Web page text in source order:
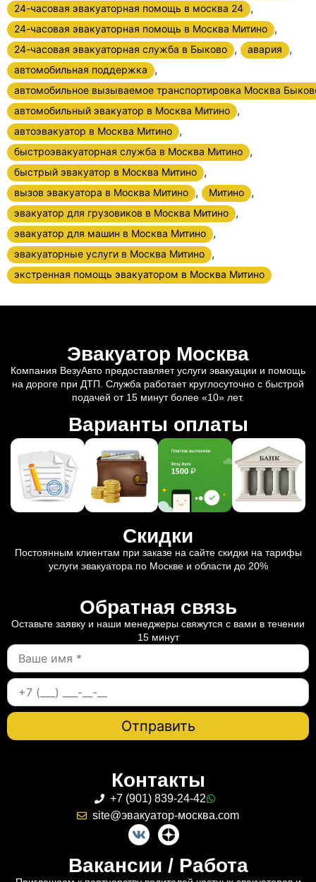
24-часовая эвакуаторная помощь в москва 24 ,
24-часовая эвакуаторная помощь в Москва Митино ,
24-часовая эвакуаторная служба в Быково , авария ,
автомобильная поддержка ,
автомобильное вызываемое транспортировка Москва
автомобильный эвакуатор в Москва Митино
,
автоэвакуатор в Москва Митино ,
быстроэвакуаторная служба в Москва Митино ,
быстрый эвакуатор в Москва Митино ,
вызов эвакуатора в Москва Митино , Митино ,
эвакуатор для грузовиков в Москва Митино ,
эвакуатор для машин в Москва Митино ,
эвакуаторные услуги в Москва Митино ,
экстренная помощь эвакуатором в Москва Митино
Эвакуатор Москва
Компания ВезуАвто предоставляет услуги эвакуации и помощь
на дороге при ДТП. Служба работает круглосуточно с быстрой
подачей от 15 минут более «10» лет.
Варианты оплаты
Скидки
Постоянным клиентам при заказе на сайте скидки на тарифы
услуги эвакуатора по Москве и области до 20%
Обратная связь
Оставьте заявку и наши менеджеры свяжутся с вами в течении
15 минут
Контакты
+7 (901) 839-24-42
site@эвакуатор-москва.com
Вакансии / Работа